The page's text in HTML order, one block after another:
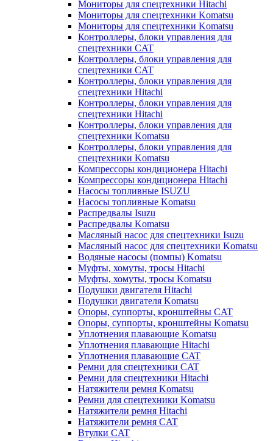
Мониторы для спецтехники Hitachi
Мониторы для спецтехники Komatsu
Мониторы для спецтехники Komatsu
Контроллеры, блоки управления для
спецтехники CAT
Контроллеры, блоки управления для
спецтехники CAT
Контроллеры, блоки управления для
спецтехники Hitachi
Контроллеры, блоки управления для
спецтехники Hitachi
Контроллеры, блоки управления для
спецтехники Komatsu
Контроллеры, блоки управления для
спецтехники Komatsu
Компрессоры кондиционера Hitachi
Компрессоры кондиционера Hitachi
Насосы топливные ISUZU
Насосы топливные Komatsu
Распредвалы Isuzu
Распредвалы Komatsu
Масляный насос для спецтехники Isuzu
Масляный насос для спецтехники Komatsu
Водяные насосы (помпы) Komatsu
Муфты, хомуты, тросы Hitachi
Муфты, хомуты, тросы Komatsu
Подушки двигателя Hitachi
Подушки двигателя Komatsu
Опоры, суппорты, кронштейны CAT
Опоры, суппорты, кронштейны Komatsu
Уплотнения плавающие Komatsu
Уплотнения плавающие Hitachi
Уплотнения плавающие CAT
Ремни для спецтехники CAT
Ремни для спецтехники Hitachi
Натяжители ремня Komatsu
Ремни для спецтехники Komatsu
Натяжители ремня Hitachi
Натяжители ремня CAT
Втулки CAT